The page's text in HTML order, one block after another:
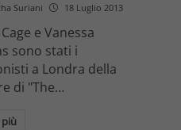
Suriani 18 Luglio 2013
e Vanessa
sono stati i
a Londra della
di "The…
più